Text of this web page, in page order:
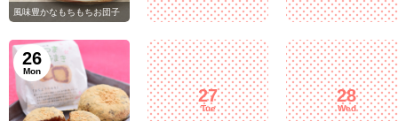
風味豊かなもちもちお団子
26
Mon
27
Tue
28
Wed